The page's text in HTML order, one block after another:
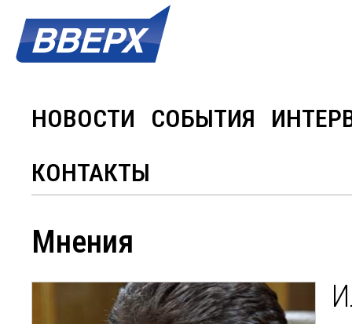
НОВОСТИ СОБЫТИЯ
КОНТАКТЫ
Мнения